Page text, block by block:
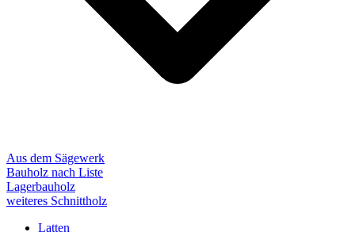
Aus dem Sägewerk
Bauholz nach Liste
Lagerbauholz
weiteres Schnittholz
Latten